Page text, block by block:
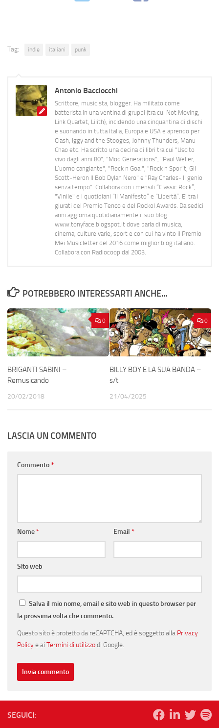
Tag: indie italiani punk
Antonio Bacciocchi
Scrittore, musicista, blogger. Ha militato come
batterista in una ventina di gruppi (tra cui Not Moving,
Link Quartet, Lilith), incidendo una cinquantina di dischi
e suonando in tutta Italia, Europa e USA e aprendo per
Clash, Iggy and the Stooges, Johnny Thunders, Manu
Chao etc. Ha scritto una decina di libri tra cui "Uscito
vivo dagli anni 80", "Mod Generations", "Paul Weller,
L’uomo cangiante", "Rock n Goal", "Rock n Spor"t, Gil
Scott-Heron Il Bob Dylan Nero" e "Ray Charles- Il genio
senza tempo". Collabora con i mensili “Classic Rock”,
"Vinile" e i quotidiani “Il Manifesto” e “Libertà”. E' tra i
giurati del Premio Tenco e del Rockol Awards. Da sedici
anni aggiorna quotidianamente il suo blog
www.tonyface.blogspot.it dove parla di musica,
cinema, culture varie, sport e con cui ha vinto il Premio
Mei Musicletter del 2016 come miglior blog italiano.
Collabora con Radiocoop dal 2003.
POTREBBERO INTERESSARTI ANCHE...
0
BRIGANTI SABINI –
Remusicando
20/02/2018
0
BILLY BOY E LA SUA BANDA –
s/t
21/04/2025
LASCIA UN COMMENTO
Commento*
Nome* Email *
Sito web
Salva il mio nome, email e sito web in questo browser per
la prossima volta che commento.
Questo sito è protetto da reCAPTCHA, ed è soggetto alla Privacy
Policye ai Termini di utilizzodi Google.
SEGUICI: